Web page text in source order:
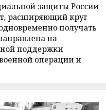
защиты России
расширяющий круг
получать
на
поддержки
операции и